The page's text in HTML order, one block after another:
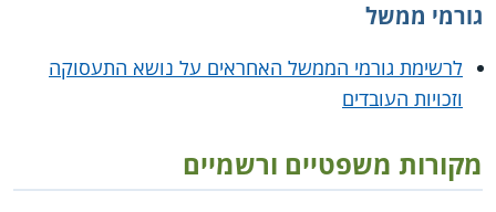
גורמי ממשל
לרשימת גורמי הממשל האחראים על נושא התעסוקה
וזכויות העובדים
מקורות משפטיים ורשמיים